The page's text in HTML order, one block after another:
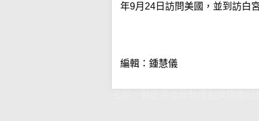
年9月24日訪問美國，並到訪白
編輯：鍾慧儀